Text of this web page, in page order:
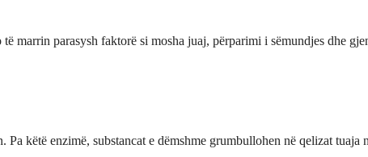
marrin parasysh faktorë si mosha juaj, përparimi i sëmundjes dhe
këtë enzimë, substancat e dëmshme grumbullohen në qelizat tuaja